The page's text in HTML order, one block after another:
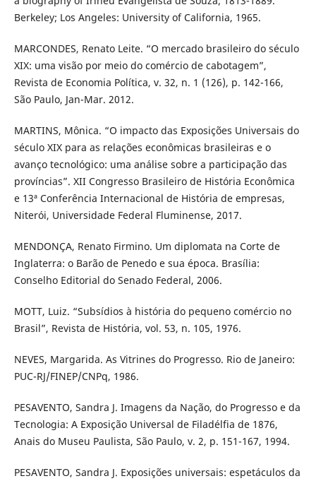
Berkeley; Los Angeles: University of California, 1965.
MARCONDES, Renato Leite. “O mercado brasileiro do século
XIX: uma visão por meio do comércio de cabotagem”,
Revista de Economia Política, v. 32, n. 1 (126), p. 142-166,
São Paulo, Jan-Mar. 2012.
MARTINS, Mônica. “O impacto das Exposições Universais do
século XIX para as relações econômicas brasileiras e o
avanço tecnológico: uma análise sobre a participação das
províncias”. XII Congresso Brasileiro de História Econômica
e 13ª Conferência Internacional de História de empresas,
Niterói, Universidade Federal Fluminense, 2017.
MENDONÇA, Renato Firmino. Um diplomata na Corte de
Inglaterra: o Barão de Penedo e sua época. Brasília:
Conselho Editorial do Senado Federal, 2006.
MOTT, Luiz. “Subsídios à história do pequeno comércio no
Brasil”, Revista de História, vol. 53, n. 105, 1976.
NEVES, Margarida. As Vitrines do Progresso. Rio de Janeiro:
PUC-RJ/FINEP/CNPq, 1986.
PESAVENTO, Sandra J. Imagens da Nação, do Progresso e da
Tecnologia: A Exposição Universal de Filadélfia de 1876,
Anais do Museu Paulista, São Paulo, v. 2, p. 151-167, 1994.
PESAVENTO, Sandra J. Exposições universais: espetáculos da